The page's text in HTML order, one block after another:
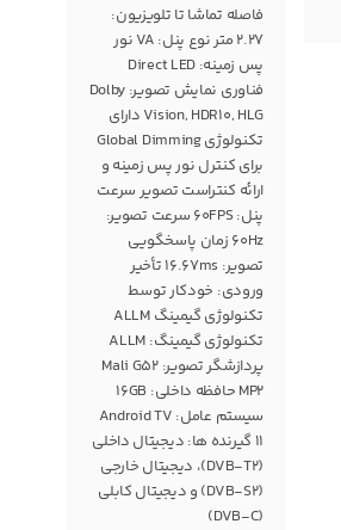
فاصله تماشا تا تلویزیون:
2.27 متر نوع پنل: VA نور
پس زمینه: Direct LED
فناوری نمایش تصویر: Dolby
Vision, HDR10, HLG دارای
تکنولوژی Global Dimming
برای کنترل نور پس زمینه و
ارائه کنتراست تصویر سرعت
پنل: 60FPS سرعت تصویر:
60Hz زمان پاسخگویی
تصویر: 16.67ms تأخیر
ورودی: خودکار توسط
تکنولوژی گیمینگ ALLM
تکنولوژی گیمینگ: ALLM
پردازشگر تصویر: Mali G52
MP2 حافظه داخلی: 16GB
سیستم عامل: Android TV
11 گیرنده ها: دیجیتال داخلی
(DVB-T2)، دیجیتال خارجی
(DVB-S2) و دیجیتال کابلی
(DVB-C)